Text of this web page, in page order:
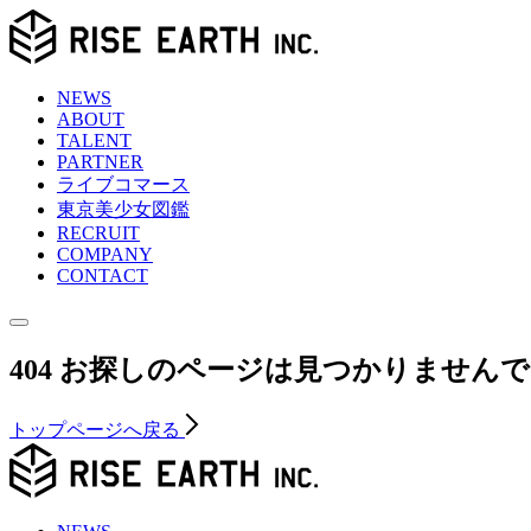
NEWS
ABOUT
TALENT
PARTNER
ライブコマース
東京美少女図鑑
RECRUIT
COMPANY
CONTACT
404 お探しのページは見つかりません
トップページへ戻る